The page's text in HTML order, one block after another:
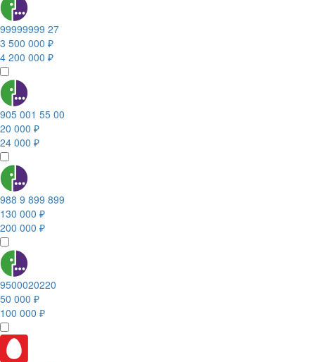
99999999 27
3 500 000 ₽
4 200 000 ₽
905 001 55 00
20 000 ₽
24 000 ₽
988 9 899 899
130 000 ₽
200 000 ₽
9500020220
50 000 ₽
100 000 ₽